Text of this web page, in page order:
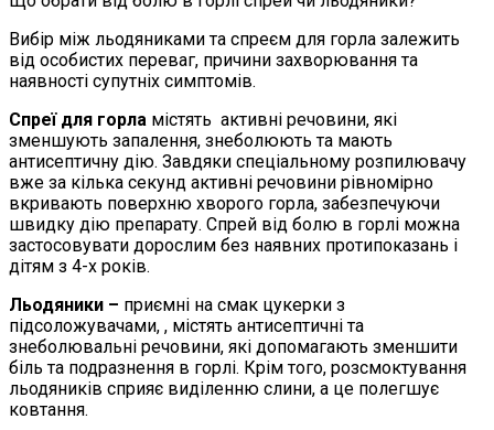
Вибір між льодяниками та спреєм для горла залежить
від особистих переваг, причини захворювання та
наявності супутніх симптомів.
Спреї для горла містять активні речовини, які
зменшують запалення, знеболюють та мають
антисептичну дію. Завдяки спеціальному розпилювачу
вже за кілька секунд активні речовини рівномірно
вкривають поверхню хворого горла, забезпечуючи
швидку дію препарату. Спрей від болю в горлі можна
застосовувати дорослим без наявних протипоказань і
дітям з 4-х років.
Льодяники – приємні на смак цукерки з
підсоложувачами, , містять антисептичні та
знеболювальні речовини, які допомагають зменшити
біль та подразнення в горлі. Крім того, розсмоктування
льодяників сприяє виділенню слини, а це полегшує
ковтання.